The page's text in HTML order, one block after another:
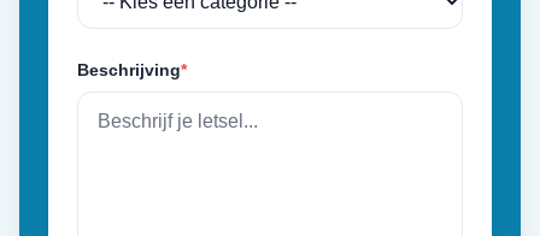
Beschrijving*